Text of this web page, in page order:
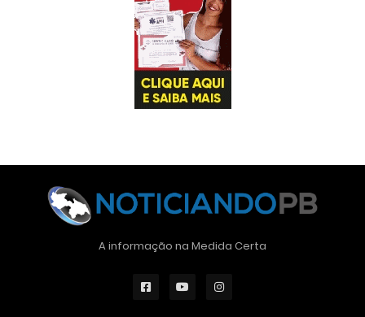
A informação na Medida Certa